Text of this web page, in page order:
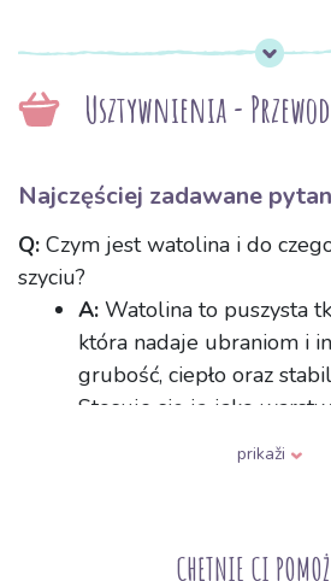
Usztywnienia -
Najczęściej zadawane
Q: Czym jest watolina i do
szyciu?
A: Watolina to puszysta
która nadaje ubraniom i
grubość, ciepło oraz
Stosuje się ją jako
kurtkach, kołdrach,
krzesła, torebkach oraz w
wypełnienie.
prikaži
CHĘTNIE CI